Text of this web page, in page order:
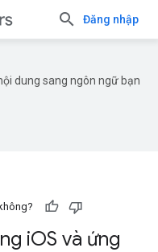
Đăng nhập
dung sang ngôn ngữ bạn
iOS và ứng